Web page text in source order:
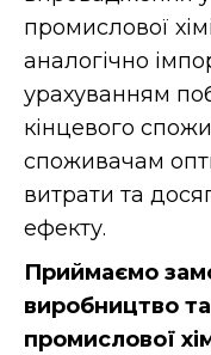
промислової
аналогічно
урахуванням
кінцевого
споживачам
витрати та
ефекту.
Приймаємо
виробництво
промислової